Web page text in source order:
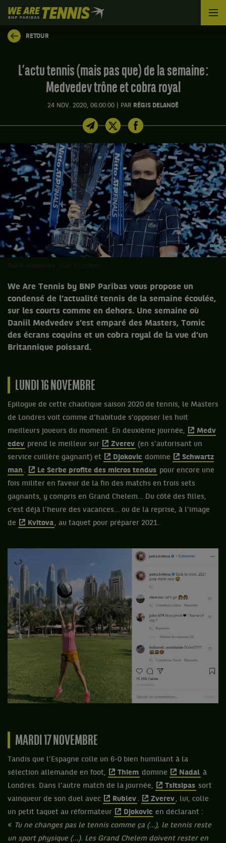
We
are
Tennis
by
Accueil
RETOUR
L’actu tennis (mais pas que) de la semaine :
Medvedev trône et cobra royal
24 NOV. 2020, 06:00:00 PAR RÉGIS DELANOË
We Are Tennis by BNP Paribas vous propose un
condensé de l’actualité tennis de la semaine écoulée,
sur les courts comme en dehors. Une semaine où
Daniil Medvedev s’est emparé des Masters, Tomic
des écrans coquins et un cobra royal de la vue d’un
Britannique poissard.
LUNDI 16 NOVEMBRE
Epilogue de cette chaotique saison 2020 de tennis, le Masters
de Londres voit comme d’habitude s’opposer les huit
meilleurs joueurs du moment. En deuxième journée,
Medv
edev prend le meilleur sur Zverev (en s’autorisant un
service cuillère gagnant) et
Djokovic domine
Schwartz
man . Le Serbe profite des micros tendus pour encore une
fois militer en faveur de la fin des matchs en trois sets
gagnants, y compris en Grand Chelem… Du côté des filles,
c’est déjà l’heure des vacances… ou de la reprise, à l’image
de
Kvitova, au taquet pour préparer 2021.
MARDI 17 NOVEMBRE
Tandis que l’Espagne colle un 6-0 bien humiliant à la
sélection allemande en foot,
Thiem domine Nadal à
Londres. Dans l’autre match de la journée,
Tsitsipas sort
vainqueur de son duel avec
Rublev . Zverev , lui, colle
un petit taquet au réformateur
Djokovic en déclarant :
« Tu ne changes pas le tennis comme ça (…), le tennis reste
un sport physique (…). Les Grand Chelem doivent rester en